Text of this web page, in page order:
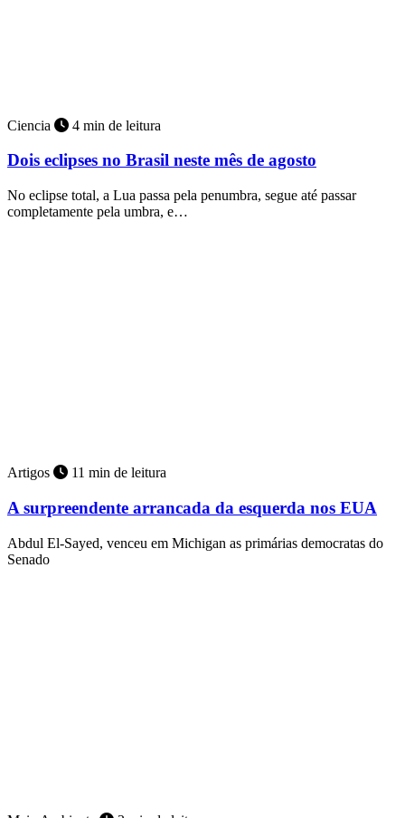
Ciencia 4 min de leitura
Dois eclipses no Brasil neste mês de agosto
No eclipse total, a Lua passa pela penumbra, segue até passar
completamente pela umbra, e…
Artigos 11 min de leitura
A surpreendente arrancada da esquerda nos EUA
Abdul El-Sayed, venceu em Michigan as primárias democratas do
Senado